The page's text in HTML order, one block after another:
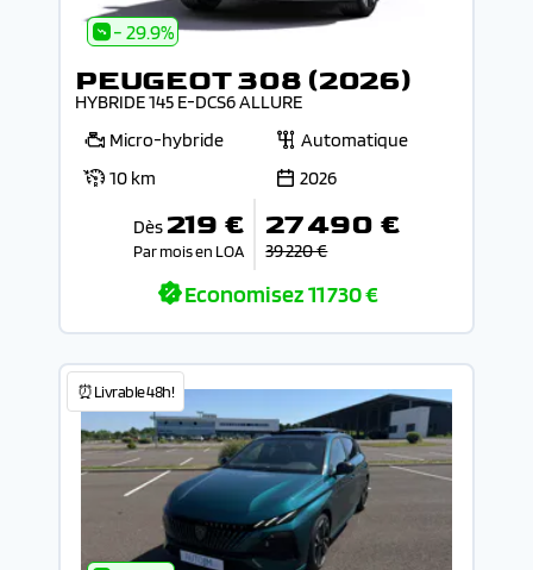
- 29.9%
PEUGEOT 308 (2026)
HYBRIDE 145 E-DCS6 ALLURE
Micro-hybride
Automatique
10 km
2026
Dès 219 €
Par mois en LOA
27 490 €
39 220 €
Economisez11 730 €
⏰Livrable 48h!